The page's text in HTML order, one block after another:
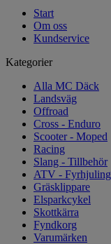
Start
Om oss
Kundservice
Kategorier
Alla MC Däck
Landsväg
Offroad
Cross - Enduro
Scooter - Moped
Racing
Slang - Tillbehör
ATV - Fyrhjuling
Gräsklippare
Elsparkcykel
Skottkärra
Fyndkorg
Varumärken